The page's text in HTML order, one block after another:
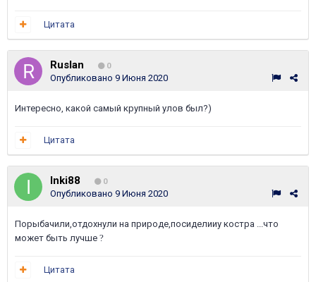
Цитата
Ruslan 0
Опубликовано 9 Июня 2020
Интересно, какой самый крупный улов был?)
Цитата
Inki88 0
Опубликовано 9 Июня 2020
Порыбачили,отдохнули на природе,посиделииу костра ...что
может быть лучше ?
Цитата